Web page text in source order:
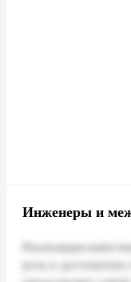
Инженеры и